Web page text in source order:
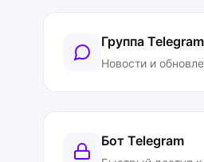
Группа Telegram
Новости и
Бот Telegram